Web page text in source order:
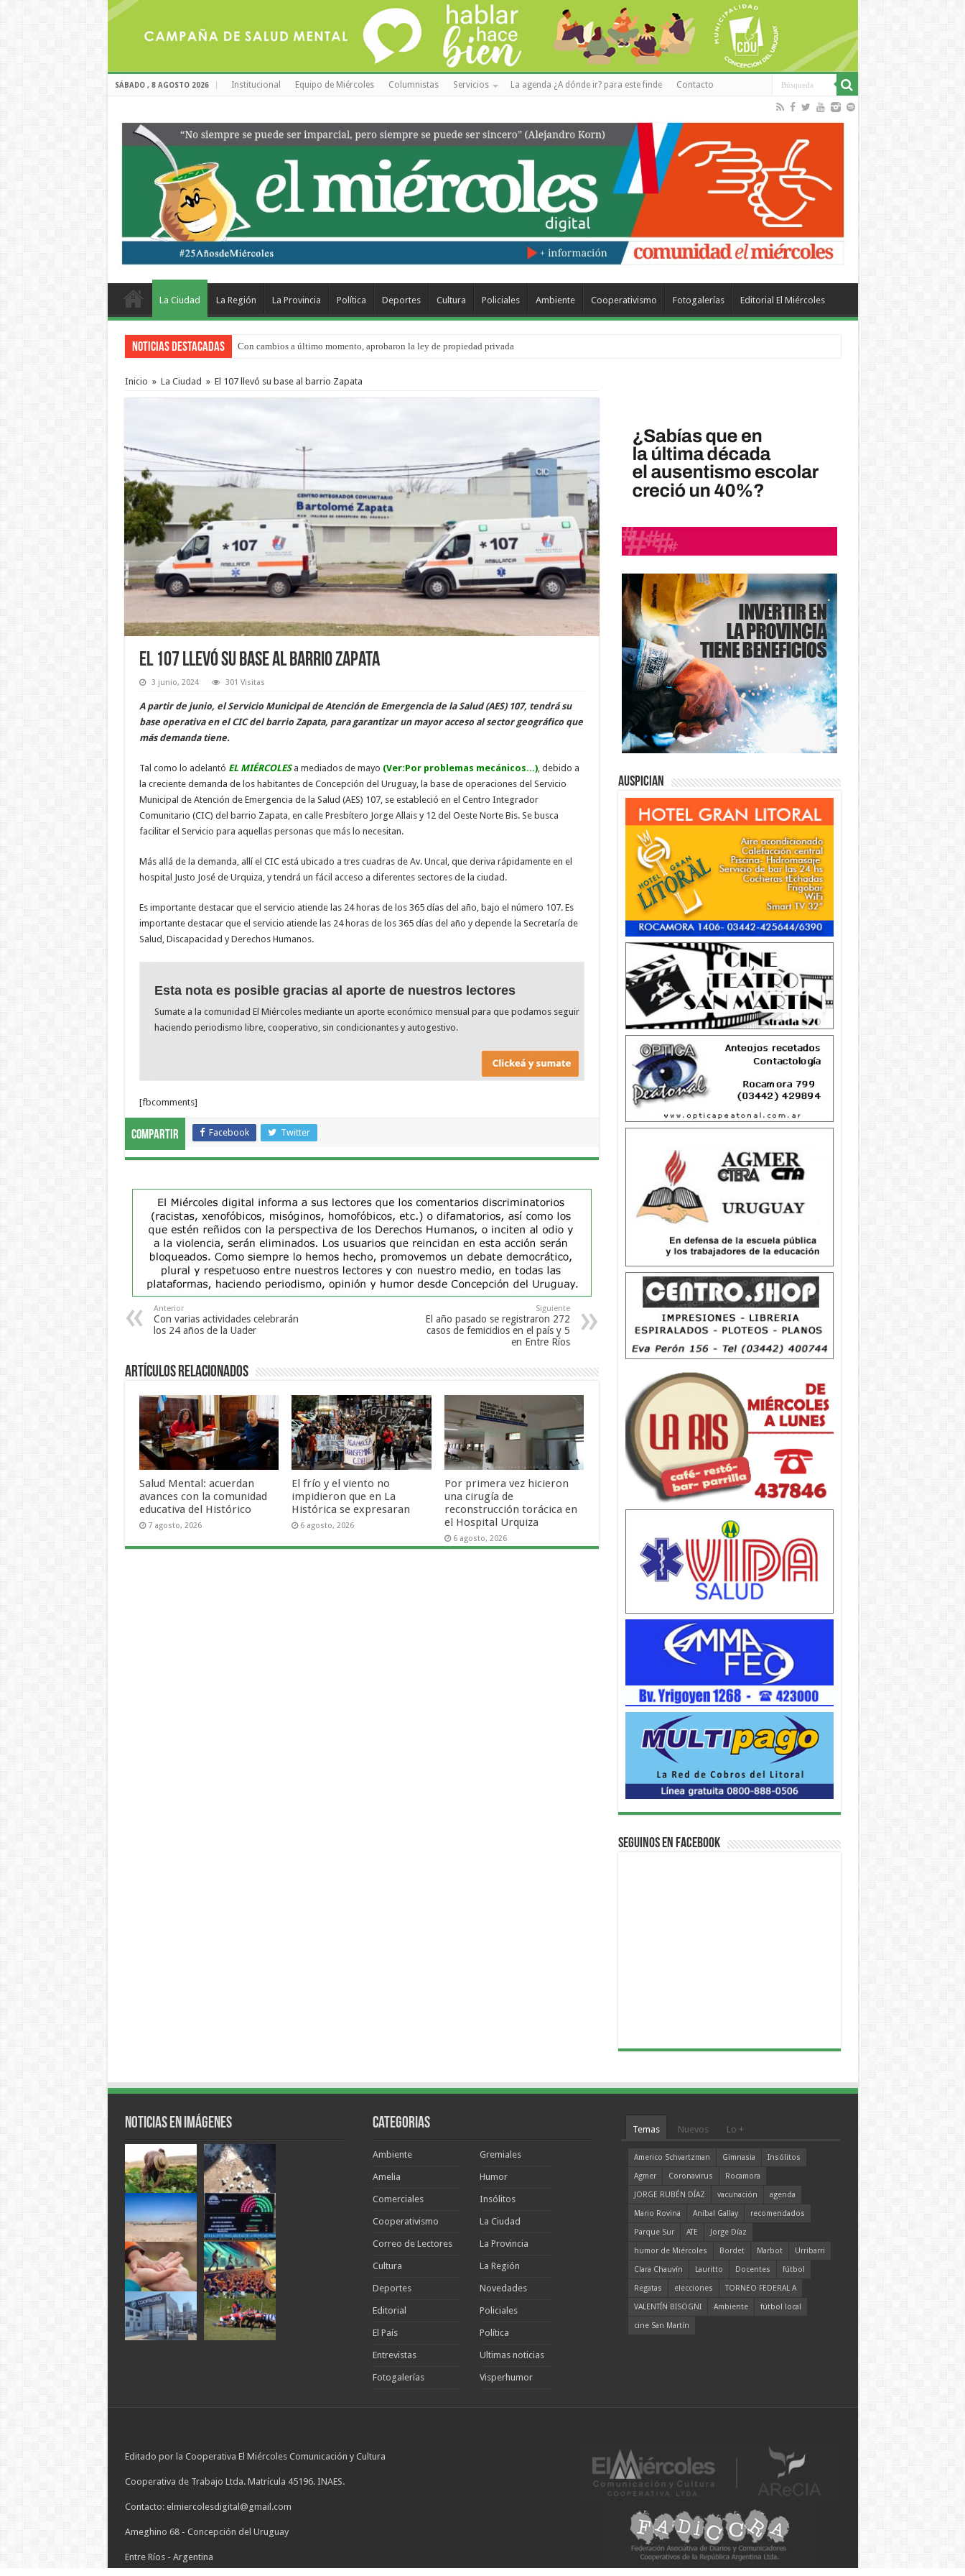
SÁBADO , 8 AGOSTO 2026 Institucional Equipo de Miércoles Columnistas Servicios La agenda ¿A dónde ir? para este finde Contacto
La Ciudad La Región La Provincia Política Deportes Cultura Policiales Ambiente Cooperativismo Fotogalerías Editorial El Miércoles
Noticias Destacadas Con cambios a último momento, aprobaron la ley de propiedad privada
Inicio » La Ciudad » El 107 llevó su base al barrio Zapata
El 107 llevó su base al barrio Zapata
3 junio, 2024 301 Visitas
A partir de junio, el Servicio Municipal de Atención de Emergencia de la Salud (AES) 107, tendrá su
base operativa en el CIC del barrio Zapata, para garantizar un mayor acceso al sector geográfico que
más demanda tiene.
Tal como lo adelantó EL MIÉRCOLESa mediados de mayo (Ver:Por problemas mecánicos...), debido a
la creciente demanda de los habitantes de Concepción del Uruguay, la base de operaciones del Servicio
Municipal de Atención de Emergencia de la Salud (AES) 107, se estableció en el Centro Integrador
Comunitario (CIC) del barrio Zapata, en calle Presbítero Jorge Allais y 12 del Oeste Norte Bis. Se busca
facilitar el Servicio para aquellas personas que más lo necesitan.
Más allá de la demanda, allí el CIC está ubicado a tres cuadras de Av. Uncal, que deriva rápidamente en el
hospital Justo José de Urquiza, y tendrá un fácil acceso a diferentes sectores de la ciudad.
Es importante destacar que el servicio atiende las 24 horas de los 365 días del año, bajo el número 107. Es
importante destacar que el servicio atiende las 24 horas de los 365 días del año y depende la Secretaría de
Salud, Discapacidad y Derechos Humanos.
Esta nota es posible gracias al aporte de nuestros lectores
Sumate a la comunidad El Miércoles mediante un aporte económico mensual para que podamos seguir
haciendo periodismo libre, cooperativo, sin condicionantes y autogestivo.
[fbcomments]
Compartir Facebook Twitter
Anterior
Con varias actividades celebrarán
los 24 años de la Uader
Siguiente
El año pasado se registraron 272
casos de femicidios en el país y 5
en Entre Ríos
Artículos Relacionados
Salud Mental: acuerdan
avances con la comunidad
educativa del Histórico
7 agosto, 2026
El frío y el viento no
impidieron que en La
Histórica se expresaran
6 agosto, 2026
Por primera vez hicieron
una cirugía de
reconstrucción torácica en
el Hospital Urquiza
6 agosto, 2026
Auspician
Seguinos en Facebook
Noticias en Imágenes Categorias
Ambiente
Amelia
Comerciales
Cooperativismo
Correo de Lectores
Cultura
Deportes
Editorial
El País
Entrevistas
Fotogalerías
Gremiales
Humor
Insólitos
La Ciudad
La Provincia
La Región
Novedades
Policiales
Política
Ultimas noticias
Visperhumor
Temas Nuevos Lo +
Americo Schvartzman Gimnasia
Insólitos
Agmer
Coronavirus
Rocamora
JORGE RUBÉN DÍAZ
vacunación
agenda
Mario Rovina
Aníbal Gallay
recomendados
Parque Sur
ATE
Jorge Díaz
humor de Miércoles
Bordet Marbot
Urribarri
Clara Chauvín
Lauritto Docentes
fútbol
Regatas
elecciones
TORNEO FEDERAL A
VALENTÍN BISOGNI
Ambiente
fútbol local
cine San Martín
Editado por la Cooperativa El Miércoles Comunicación y Cultura
Cooperativa de Trabajo Ltda. Matrícula 45196. INAES.
Contacto: elmiercolesdigital@gmail.com
Ameghino 68 - Concepción del Uruguay
Entre Ríos - Argentina